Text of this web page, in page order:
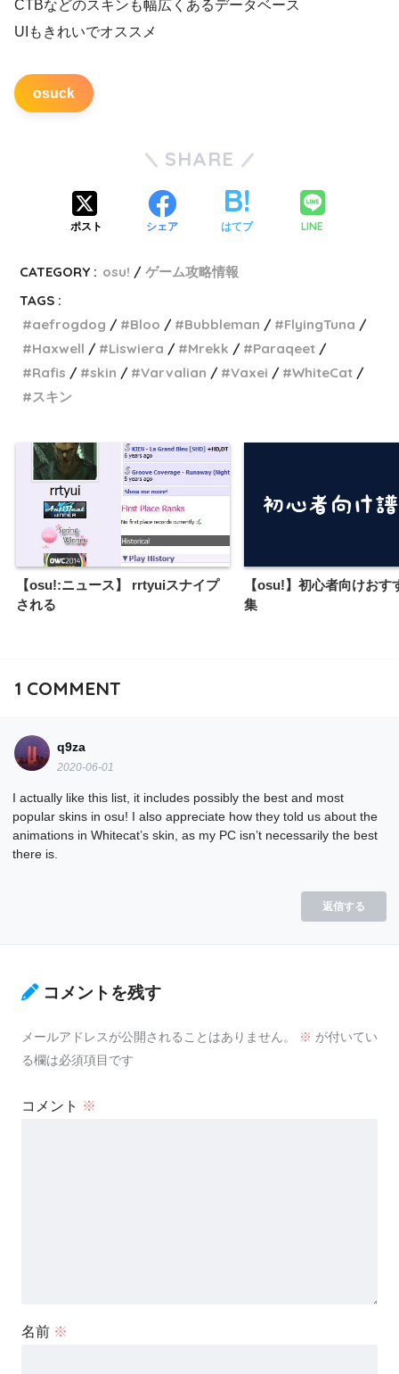
CTBなどのスキンも幅広くあるデータベース
UIもきれいでオススメ
osuck
SHARE
ポスト シェア はてブ LINE
CATEGORY : osu!
ゲーム攻略情報
TAGS :
aefrogdog
Bloo Bubbleman
FlyingTuna
Haxwell
Liswiera Mrekk
Paraqeet
Rafis
skin Varvalian Vaxei
WhiteCat
スキン
【osu!:ニュース】 rrtyuiスナイプ
される
【osu!】初心者向けおす
集
1 COMMENT
q9za
2020-06-01
I actually like this list, it includes possibly the best and most
popular skins in osu! I also appreciate how they told us about the
animations in Whitecat’s skin, as my PC isn’t necessarily the best
there is.
返信する
コメントを残す
メールアドレスが公開されることはありません。 ※ が付いてい
る欄は必須項目です
コメント ※
名前 ※